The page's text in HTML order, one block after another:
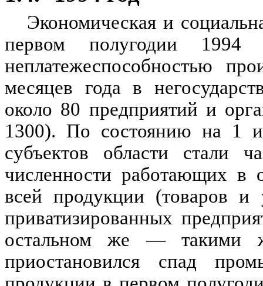
Экономическая и
первом полугодии 1994
неплатежеспособностью
месяцев года в
около 80 предприятий и
1300). По состоянию на 1
субъектов области
численности работающих в
всей продукции (товаров и
приватизированных
остальном же —
приостановился спад